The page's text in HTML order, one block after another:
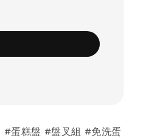
蛋糕盤 #盤叉組 #免洗蛋